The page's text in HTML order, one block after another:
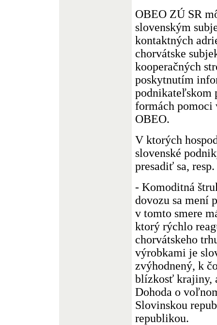
OBEO ZÚ SR
slovenským
kontaktných
chorvátske
kooperačných
poskytnutím
podnikateľskom
formách pomoci
OBEO.
V ktorých
slovenské
presadiť sa,
- Komoditná
dovozu sa mení
v tomto smere
ktorý rýchlo
chorvátskeho
výrobkami je
zvýhodnený, k
blízkosť krajiny,
Dohoda o
Slovinskou
republikou.